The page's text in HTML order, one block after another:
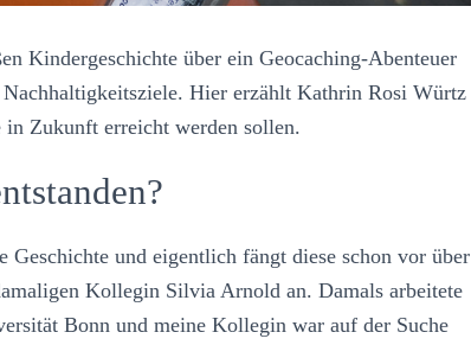
Kindergeschichte über ein Geocaching-Abenteuer
Nachhaltigkeitsziele. Hier erzählt Kathrin Rosi Würtz
Zukunft erreicht werden sollen.
Geschichte und eigentlich fängt diese schon vor über
Kollegin Silvia Arnold an. Damals arbeitete
Bonn und meine Kollegin war auf der Suche